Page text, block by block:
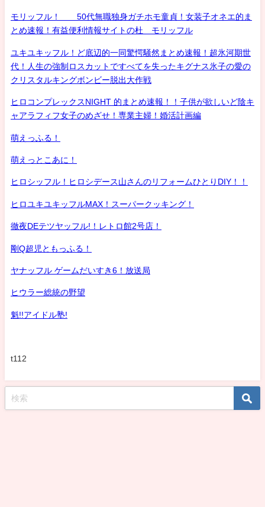
モリッフル！ 50代無職独身ガチホモ童貞！女装子オネエ的ま
とめ速報！有益便利情報サイトの杜 モリッフル
ユキユキッフル！ど底辺的一同驚愕騒然まとめ速報！超氷河期世
代！人生の強制ロスカットですべてを失ったキグナス氷子の愛の
クリスタルキングボンビー脱出大作戦
ヒロコンプレックスNIGHT 的まとめ速報！！子供が欲しいど陰キ
ャアラフィフ女子のめざせ！専業主婦！婚活計画編
萌えっふる！
萌えっとこあに！
ヒロシッフル！ヒロシデース山さんのリフォームひとりDIY！！
ヒロユキユキッフルMAX！スーパークッキング！
徹夜DEテツヤッフル!！レトロ館2号店！
剛Q超児ともっふる！
ヤナッフル ゲームだいすき6！放送局
ヒウラー総統の野望
魁!!アイドル塾!
t112